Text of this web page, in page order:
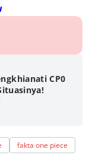
CP0
fakta one piece